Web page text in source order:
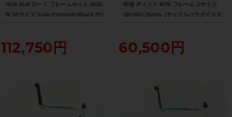
NDA ALR ロード フレームセット 2026
年 52サイズ Slate Prismatic/Black Pri
112,750円
年頃 ディスク MTB フレーム Sサイズ
QR100/135mm（サイクルパラダイス大
60,500円